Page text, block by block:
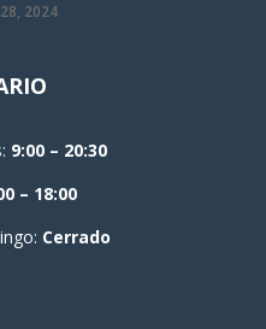
2024
9:00 – 20:30
– 18:00
Cerrado